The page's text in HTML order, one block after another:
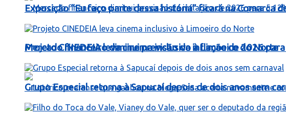
Mercado financeiro diminui previsão da inflação de 2026
Exposição “Eu faço parte dessa história” ficará na Comarca
Projeto CINEDEIA leva cinema inclusivo à Limoeiro do Norte
Grupo Especial retorna à Sapucaí depois de dois anos sem